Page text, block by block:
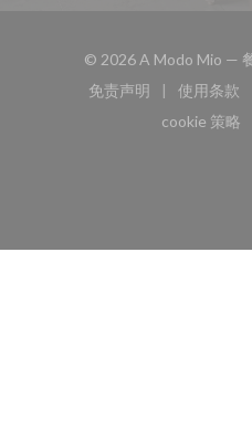
© 2026 A Modo Mio —
免责声明
((在新窗口中打开
使用条款
((在
cookie 策略
((在